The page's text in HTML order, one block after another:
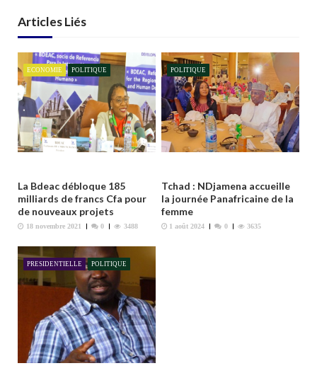
i
o
n
d
e
l
’
a
t
i
c
l
e
Articles Liés
ECONOMIE POLITIQUE
La Bdeac débloque 185
milliards de francs Cfa pour
de nouveaux projets
18 novembre 2021 0 3488
POLITIQUE
Tchad : NDjamena accueille
la journée Panafricaine de la
femme
1 août 2024 0 3635
PRESIDENTIELLE POLITIQUE